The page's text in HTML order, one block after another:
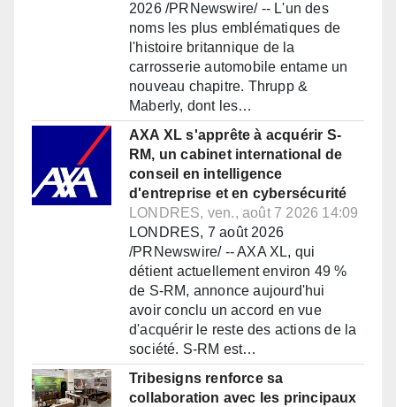
2026 /PRNewswire/ -- L'un des
noms les plus emblématiques de
l'histoire britannique de la
carrosserie automobile entame un
nouveau chapitre. Thrupp &
Maberly, dont les…
AXA XL s'apprête à acquérir S-
RM, un cabinet international de
conseil en intelligence
d'entreprise et en cybersécurité
LONDRES, ven., août 7 2026 14:09
LONDRES, 7 août 2026
/PRNewswire/ -- AXA XL, qui
détient actuellement environ 49 %
de S-RM, annonce aujourd'hui
avoir conclu un accord en vue
d'acquérir le reste des actions de la
société. S-RM est…
Tribesigns renforce sa
collaboration avec les principaux